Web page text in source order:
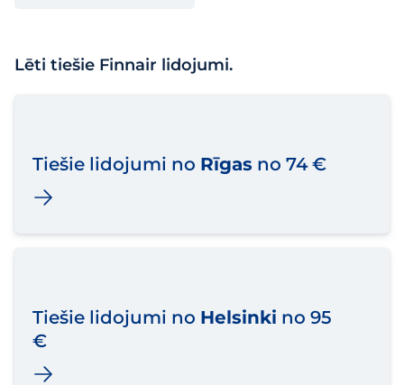
Lēti tiešie Finnair lidojumi.
Tiešie lidojumi no Rīgas no 74 €
Tiešie lidojumi no Helsinki no 95
€